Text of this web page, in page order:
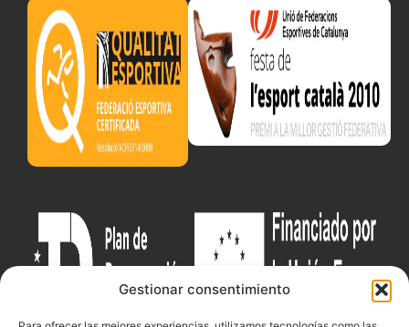
Gestionar consentimiento